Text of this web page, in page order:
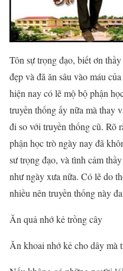
Tôn sự trọng đạo, biết ơn
đẹp và đã ăn sâu vào máu
hiện nay có lẽ mộ bộ phận
truyền thống ấy nữa mà thay
đi so với truyền thống cũ. Rõ
phận học trò ngày nay đã
sư trọng đạo, và tình cảm
như ngày xưa nữa. Có lẽ do
nhiều nên truyền thống này
Ăn quả nhớ kẻ trồng cây
Ăn khoai nhớ kẻ cho dây mà